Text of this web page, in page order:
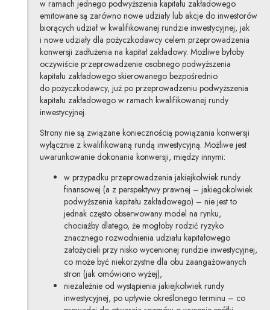
w ramach jednego podwyższenia kapitału zakładowego
emitowane są zarówno nowe udziały lub akcje do inwestorów
biorących udział w kwalifikowanej rundzie inwestycyjnej, jak
i nowe udziały dla pożyczkodawcy celem przeprowadzenia
konwersji zadłużenia na kapitał zakładowy. Możliwe byłoby
oczywiście przeprowadzenie osobnego podwyższenia
kapitału zakładowego skierowanego bezpośrednio
do pożyczkodawcy, już po przeprowadzeniu podwyższenia
kapitału zakładowego w ramach kwalifikowanej rundy
inwestycyjnej.
Strony nie są związane koniecznością powiązania konwersji
wyłącznie z kwalifikowaną rundą inwestycyjną. Możliwe jest
uwarunkowanie dokonania konwersji, między innymi:
w przypadku przeprowadzenia jakiejkolwiek rundy
finansowej (a z perspektywy prawnej – jakiegokolwiek
podwyższenia kapitału zakładowego) – nie jest to
jednak często obserwowany model na rynku,
chociażby dlatego, że mogłoby rodzić ryzyko
znacznego rozwodnienia udziału kapitałowego
założycieli przy nisko wycenionej rundzie inwestycyjnej,
co może być niekorzystne dla obu zaangażowanych
stron (jak omówiono wyżej),
niezależnie od wystąpienia jakiejkolwiek rundy
inwestycyjnej, po upływie określonego terminu – co